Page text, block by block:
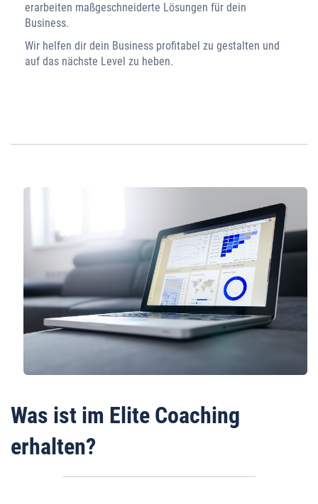
erarbeiten maßgeschneiderte Lösungen für dein
Business.
Wir helfen dir dein Business profitabel zu gestalten und
auf das nächste Level zu heben.
Was ist im Elite Coaching
erhalten?